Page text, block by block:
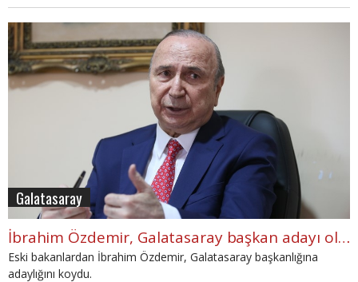
Galatasaray
İbrahim Özdemir, Galatasaray başkan adayı oldu! "Fatih Terim..."
Eski bakanlardan İbrahim Özdemir, Galatasaray başkanlığına
adaylığını koydu.